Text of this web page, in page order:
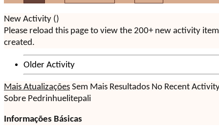
New Activity ()
Please reload this page to view the 200+ new activity
created.
Older Activity
Mais Atualizações Sem Mais Resultados No Recent
Sobre Pedrinhuelitepali
Informações Básicas